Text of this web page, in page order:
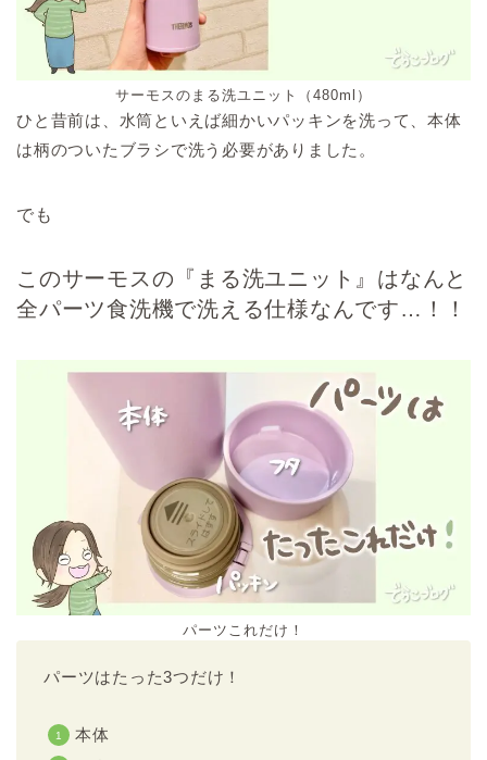
サーモスのまる洗ユニット（480ml）
ひと昔前は、水筒といえば細かいパッキンを洗って、本体
は柄のついたブラシで洗う必要がありました。
でも
このサーモスの『まる洗ユニット』はなんと
全パーツ食洗機で洗える仕様なんです…！！
パーツこれだけ！
パーツはたった3つだけ！
本体